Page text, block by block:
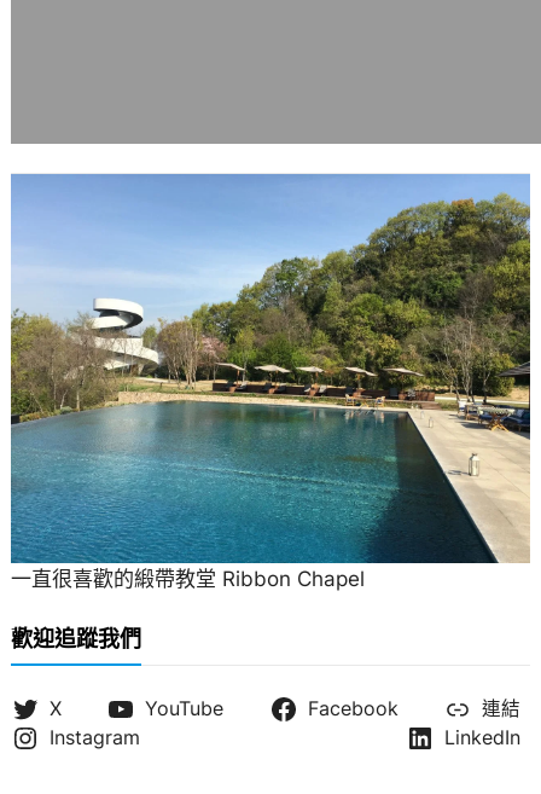
一直很喜歡的緞帶教堂 Ribbon Chapel
歡迎追蹤我們
X YouTube Facebook
連結
Instagram
LinkedIn